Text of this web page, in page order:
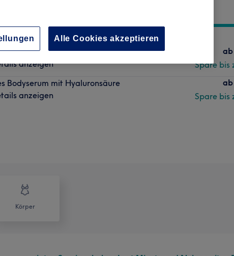
anzeigen
ab
Spare bis
Bodyserum mit Hyaluronsäure
anzeigen
ab
Spare bis
Körper
Alle Cookies akzeptieren